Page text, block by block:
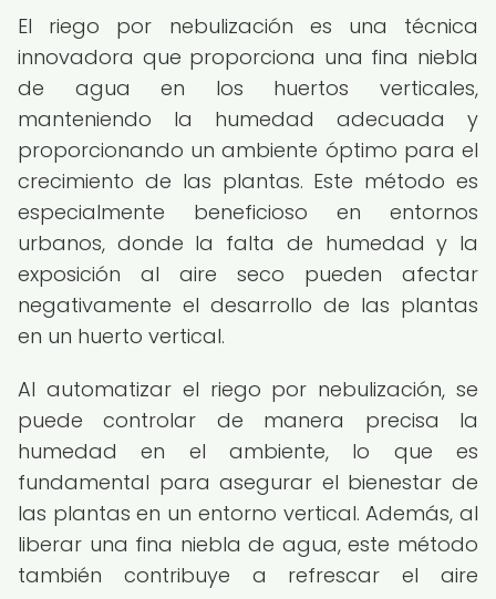
El riego por nebulización es una técnica
innovadora que proporciona una fina niebla
de agua en los huertos verticales,
manteniendo la humedad adecuada y
proporcionando un ambiente óptimo para el
crecimiento de las plantas. Este método es
especialmente beneficioso en entornos
urbanos, donde la falta de humedad y la
exposición al aire seco pueden afectar
negativamente el desarrollo de las plantas
en un huerto vertical.
Al automatizar el riego por nebulización, se
puede controlar de manera precisa la
humedad en el ambiente, lo que es
fundamental para asegurar el bienestar de
las plantas en un entorno vertical. Además, al
liberar una fina niebla de agua, este método
también contribuye a refrescar el aire